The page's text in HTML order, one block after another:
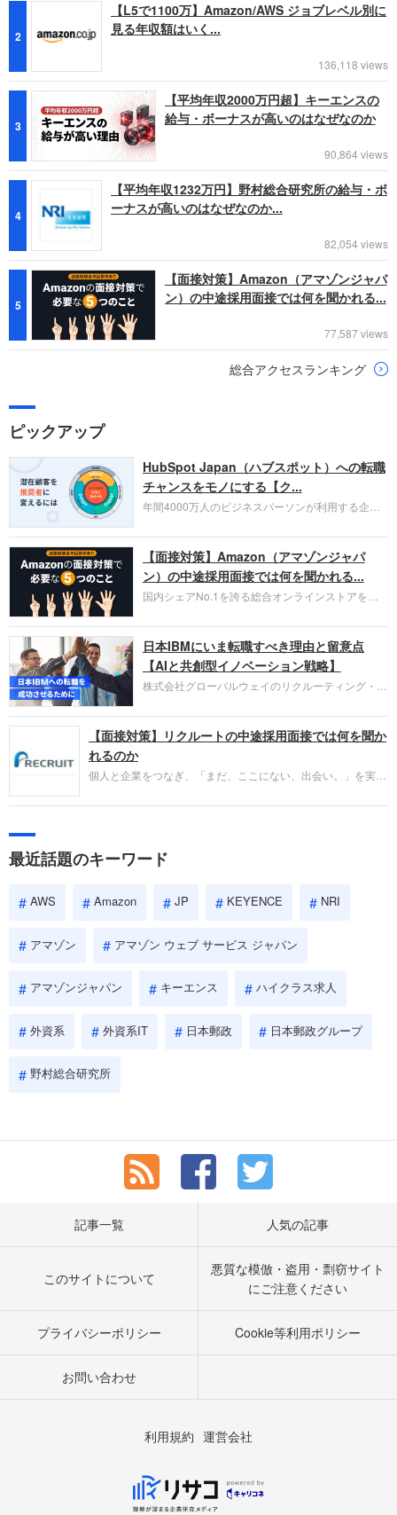
2
【L5で1100万】Amazon/AWS ジョブレベル別に
見る年収額はいく...
136,118 views
3
【平均年収2000万円超】キーエンスの
給与・ボーナスが高いのはなぜなのか
90,864 views
4
【平均年収1232万円】野村総合研究所の給与・ボ
ーナスが高いのはなぜなのか...
82,054 views
5
【面接対策】Amazon（アマゾンジャパ
ン）の中途採用面接では何を聞かれる...
77,587 views
総合アクセスランキング
ピックアップ
HubSpot Japan（ハブスポット）への転職
チャンスをモノにする【ク...
年間4000万人のビジネスパーソンが利用する企業
お勧めするイチオシ企業をご紹介します。今回はク
ラウド型CRMプラットフォームを提供する
HubSpot Japan（ハブスポット・ジャパン）株式会
社です。採用面接対策の企業研究にご活用くださ
い。
【面接対策】Amazon（アマゾンジャパ
ン）の中途採用面接では何を聞かれる...
国内シェアNo.1を誇る総合オンラインストアを運
圧倒的な存在感を持つAmazon。中途採用面接では
過去の具体的な業務成果やリーダーシップの発揮、
失敗からの学びが重視され、人間性やカルチャーフ
ィットも評価対象となり、長期的に成長できる仲間
であるかを多角的に審査されます。
日本IBMにいま転職すべき理由と留意点
【AIと共創型イノベーション戦略】
株式会社グローバルウェイのリクルーティング・パ
パーソンが利用する企業口コミサイト「キャリコ
ネ」の転職エージェントがお勧めするイチオシ企業
IBMです。採用面接対策の企業研究にご活用くださ
い。
【面接対策】リクルートの中途採用面接では何を聞か
れるのか
個人と企業をつなぎ、「まだ、ここにない、出会い。」を実現
やこれまでの成果を具体的に問われるほか、「人間性」も評価
しょう。
最近話題のキーワード
AWS Amazon JP KEYENCE NRI
アマゾン アマゾン ウェブ サービス ジャパン
アマゾンジャパン キーエンス ハイクラス求人
外資系 外資系IT 日本郵政 日本郵政グループ
野村総合研究所
記事一覧 人気の記事
このサイトについて
悪質な模倣・盗用・剽窃サイト
にご注意ください
プライバシーポリシー Cookie等利用ポリシー
お問い合わせ
利用規約 運営会社